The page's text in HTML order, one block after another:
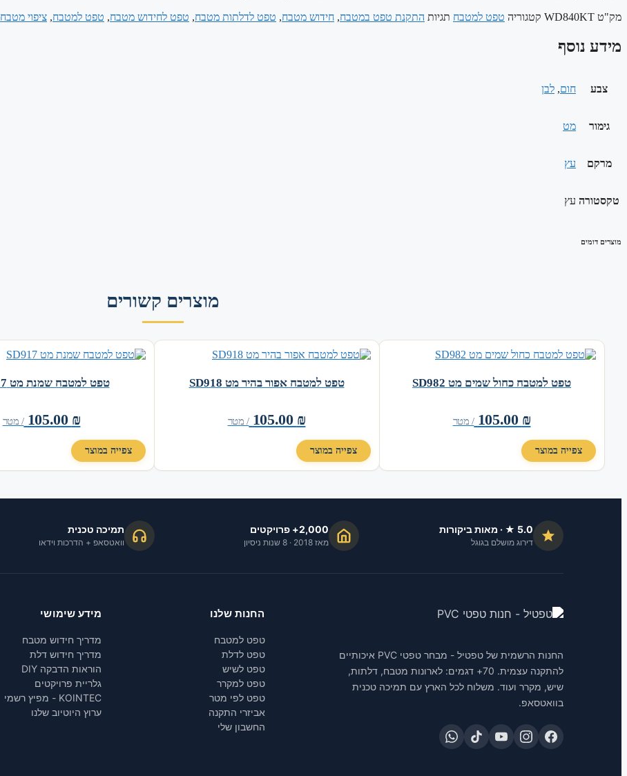
מק"ט WD840KT קטגוריה טפט למטבח תגיות התקנת טפט במטבח, חידוש מטבח, טפט לדלתות מטבח, טפט לחידוש מטבח, טפט למטבח, ציפוי מטבח
מידע נוסף
צבע חום, לבן
גימור מט
מרקם עץ
טקסטורה עץ
מוצרים דומים
מוצרים קשורים
טפט למטבח כחול שמים מט SD982
105.00 ₪ / מטר
צפייה במוצר
טפט למטבח אפור בהיר מט SD918
105.00 ₪ / מטר
צפייה במוצר
טפט למטבח שמנת מט SD917
105.00 ₪ / מטר
צפייה במוצר
5.0 ★ · מאות ביקורות
דירוג מושלם בגוגל
2,000+ פרויקטים
מאז 2018 · 8 שנות ניסיון
תמיכה טכנית
וואטסאפ + הדרכות וידאו
החנות הרשמית של טפטיל - מבחר טפטי PVC איכותיים
להתקנה עצמית. 70+ דגמים: לארונות מטבח, דלתות,
שיש, מקרר ועוד. משלוח לכל הארץ עם תמיכה טכנית
בוואטסאפ.
החנות שלנו
טפט למטבח
טפט לדלת
טפט לשיש
טפט למקרר
טפט לפי מטר
אביזרי התקנה
החשבון שלי
מידע שימושי
מדריך חידוש מטבח
מדריך חידוש דלת
הוראות הדבקה DIY
גלריית פרויקטים
KOINTEC - מפיץ רשמי
ערוץ היוטיוב שלנו